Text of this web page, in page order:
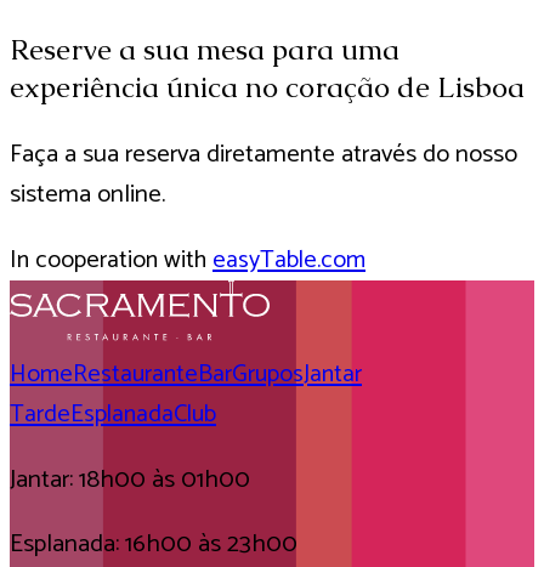
Reserve a sua mesa para uma
experiência única no coração de Lisboa
Faça a sua reserva diretamente através do nosso
sistema online.
In cooperation witheasyTable.com
HomeRestauranteBarGruposJantar
TardeEsplanadaClub
Jantar: 18h00 às 01h00
Esplanada: 16h00 às 23h00